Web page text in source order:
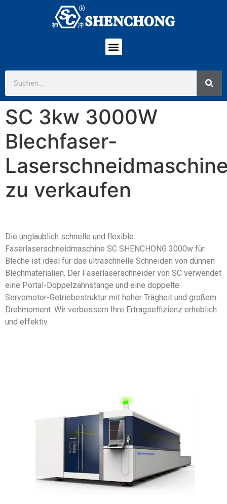
SC 3kw 3000W
Blechfaser-
zu verkaufen
Die unglaublich schnelle und flexible
Faserlaserschneidmaschine SC SHENCHONG 3000w für
Bleche ist ideal für das ultraschnelle Schneiden von dünnen
Blechmaterialien. Der Faserlaserschneider von SC verwendet
eine Portal-Doppelzahnstange und eine doppelte
Servomotor-Getriebestruktur mit hoher Trägheit und großem
Drehmoment. Wir verbessern Ihre Ertragseffizienz erheblich
und effektiv.